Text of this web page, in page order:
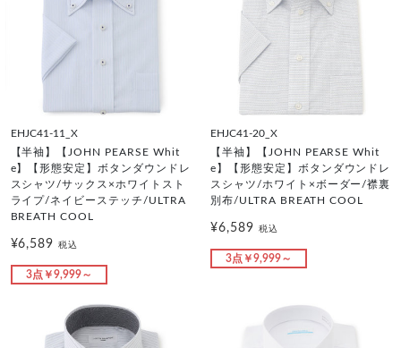
EHJC41-11_X
【半袖】【JOHN PEARSE Whit
e】【形態安定】ボタンダウンドレ
スシャツ/サックス×ホワイトスト
ライプ/ネイビーステッチ/ULTRA
BREATH COOL
¥6,589税込
3点￥9,999～
EHJC41-20_X
【半袖】【JOHN PEARSE Whit
e】【形態安定】ボタンダウンドレ
スシャツ/ホワイト×ボーダー/襟裏
別布/ULTRA BREATH COOL
¥6,589 税込
3点￥9,999～